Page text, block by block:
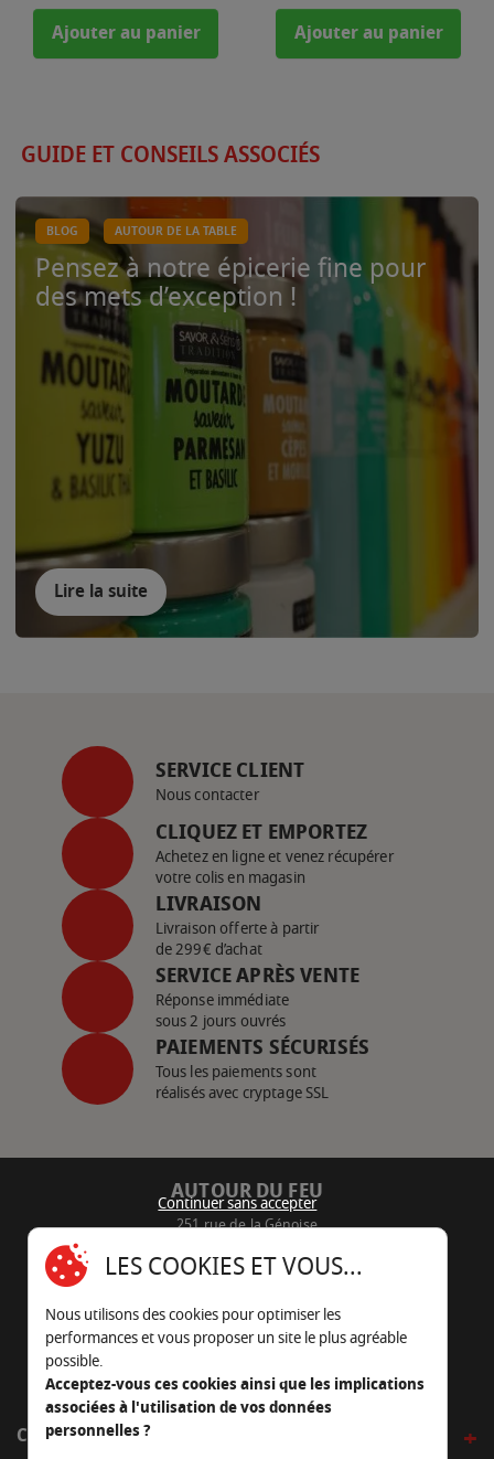
Ajouter au panier Ajouter au panier
GUIDE ET CONSEILS ASSOCIÉS
BLOG AUTOUR DE LA TABLE
Pensez à notre épicerie fine pour
des mets d’exception !
Lire la suite
SERVICE CLIENT
Nous contacter
CLIQUEZ ET EMPORTEZ
Achetez en ligne et venez récupérer
votre colis en magasin
LIVRAISON
Livraison offerte à partir
de 299€ d’achat
SERVICE APRÈS VENTE
Réponse immédiate
sous 2 jours ouvrés
PAIEMENTS SÉCURISÉS
Tous les paiements sont
réalisés avec cryptage SSL
AUTOUR DU FEU
251 rue de la Génoise
05 45 22 98 09
Nous envoyer un e-mail
CÔTÉ OUTDOOR
Continuer sans accepter
LES COOKIES ET VOUS...
Nous utilisons des cookies pour optimiser les
performances et vous proposer un site le plus agréable
possible.
Acceptez-vous ces cookies ainsi que les implications
associées à l'utilisation de vos données
personnelles ?